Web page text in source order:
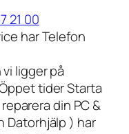
21 00
har Telefon
ligger på
tider Starta
din PC &
Datorhjälp ) har